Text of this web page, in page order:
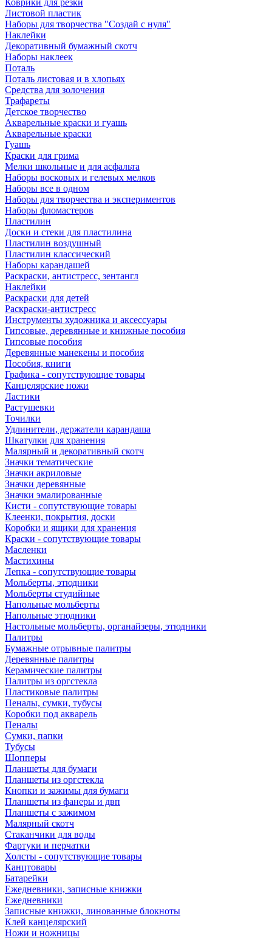
Коврики для резки
Листовой пластик
Наборы для творчества "Создай с нуля"
Наклейки
Декоративный бумажный скотч
Наборы наклеек
Поталь
Поталь листовая и в хлопьях
Средства для золочения
Трафареты
Детское творчество
Акварельные краски и гуашь
Акварельные краски
Гуашь
Краски для грима
Мелки школьные и для асфальта
Наборы восковых и гелевых мелков
Наборы все в одном
Наборы для творчества и экспериментов
Наборы фломастеров
Пластилин
Доски и стеки для пластилина
Пластилин воздушный
Пластилин классический
Наборы карандашей
Раскраски, антистресс, зентангл
Наклейки
Раскраски для детей
Раскраски-антистресс
Инструменты художника и аксессуары
Гипсовые, деревянные и книжные пособия
Гипсовые пособия
Деревянные манекены и пособия
Пособия, книги
Графика - сопутствующие товары
Канцелярские ножи
Ластики
Растушевки
Точилки
Удлинители, держатели карандаша
Шкатулки для хранения
Малярный и декоративный скотч
Значки тематические
Значки акриловые
Значки деревянные
Значки эмалированные
Кисти - сопутствующие товары
Клеенки, покрытия, доски
Коробки и ящики для хранения
Краски - сопутствующие товары
Масленки
Мастихины
Лепка - сопутствующие товары
Мольберты, этюдники
Мольберты студийные
Напольные мольберты
Напольные этюдники
Настольные мольберты, органайзеры, этюдники
Палитры
Бумажные отрывные палитры
Деревянные палитры
Керамические палитры
Палитры из оргстекла
Пластиковые палитры
Пеналы, сумки, тубусы
Коробки под акварель
Пеналы
Сумки, папки
Тубусы
Шопперы
Планшеты для бумаги
Планшеты из оргстекла
Кнопки и зажимы для бумаги
Планшеты из фанеры и двп
Планшеты с зажимом
Малярный скотч
Стаканчики для воды
Фартуки и перчатки
Холсты - сопутствующие товары
Канцтовары
Батарейки
Ежедневники, записные книжки
Ежедневники
Записные книжки, линованные блокноты
Клей канцелярский
Ножи и ножницы